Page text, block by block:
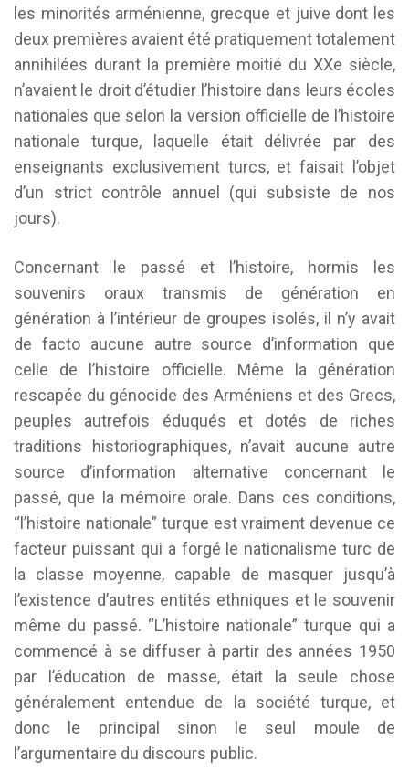
les minorités arménienne, grecque et juive dont les
deux premières avaient été pratiquement totalement
annihilées durant la première moitié du XXe siècle,
n’avaient le droit d’étudier l’histoire dans leurs écoles
nationales que selon la version officielle de l’histoire
nationale turque, laquelle était délivrée par des
enseignants exclusivement turcs, et faisait l’objet
d’un strict contrôle annuel (qui subsiste de nos
jours).
Concernant le passé et l’histoire, hormis les
souvenirs oraux transmis de génération en
génération à l’intérieur de groupes isolés, il n’y avait
de facto aucune autre source d’information que
celle de l’histoire officielle. Même la génération
rescapée du génocide des Arméniens et des Grecs,
peuples autrefois éduqués et dotés de riches
traditions historiographiques, n’avait aucune autre
source d’information alternative concernant le
passé, que la mémoire orale. Dans ces conditions,
“l’histoire nationale” turque est vraiment devenue ce
facteur puissant qui a forgé le nationalisme turc de
la classe moyenne, capable de masquer jusqu’à
l’existence d’autres entités ethniques et le souvenir
même du passé. “L’histoire nationale” turque qui a
commencé à se diffuser à partir des années 1950
par l’éducation de masse, était la seule chose
généralement entendue de la société turque, et
donc le principal sinon le seul moule de
l’argumentaire du discours public.